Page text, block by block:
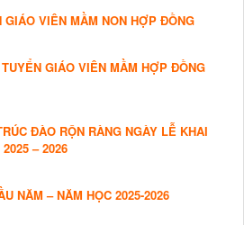
GIÁO VIÊN MẦM NON HỢP ĐỒNG
GIÁO VIÊN MẦM HỢP ĐỒNG
ĐÀO RỘN RÀNG NGÀY LỄ KHAI
– 2026
NĂM – NĂM HỌC 2025-2026